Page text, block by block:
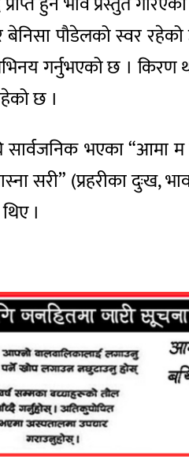
पौडेलको स्वर रहेको
गर्नुभएको छ । किरण
छ ।
सार्वजनिक भएका “आमा
सरी” (प्रहरीका
।